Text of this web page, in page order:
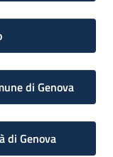
di Genova
di Genova